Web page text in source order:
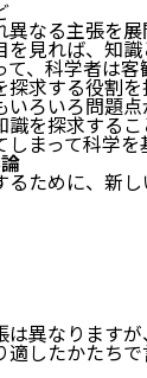
なる主張を
を見れば、知
て、科学者は
求する役割
ろいろ問題
識を探求する
しまって科学
ために、新
異なります
したかたち